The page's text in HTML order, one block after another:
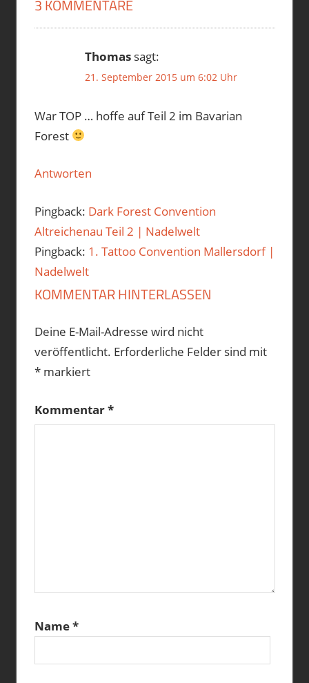
3 KOMMENTARE
Thomas sagt:
21. September 2015 um 6:02 Uhr
War TOP … hoffe auf Teil 2 im Bavarian
Forest
Antworten
Pingback: Dark Forest Convention
Altreichenau Teil 2 | Nadelwelt
Pingback: 1. Tattoo Convention Mallersdorf |
Nadelwelt
KOMMENTAR HINTERLASSEN
Deine E-Mail-Adresse wird nicht
veröffentlicht. Erforderliche Felder sind mit
*markiert
Kommentar*
Name*